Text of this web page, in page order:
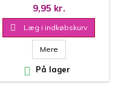
9,95 kr.
 Læg i indkøbskurv
Mere
 På lager